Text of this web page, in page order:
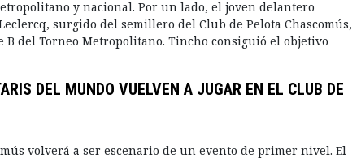
y nacional. Por un lado, el joven delantero
surgido del semillero del Club de Pelota Chascomús,
B del Torneo Metropolitano. Tincho consiguió el objetivo
DEL MUNDO VUELVEN A JUGAR EN EL CLUB DE
volverá a ser escenario de un evento de primer nivel. El